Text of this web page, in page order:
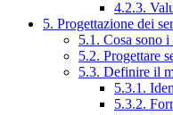
4.2.3.
5. Progettazione dei
5.1. Cosa sono
5.2. Progettare
5.3. Definire il
5.3.1.
5.3.2.